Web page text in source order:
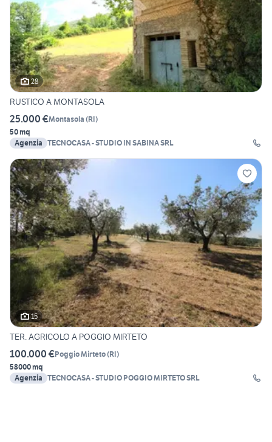
28
RUSTICO A MONTASOLA
25.000 €Montasola (RI)
50 mq
Agenzia
TECNOCASA - STUDIO IN SABINA SRL
15
TER. AGRICOLO A POGGIO MIRTETO
100.000 €Poggio Mirteto(RI)
58000 mq
Agenzia
TECNOCASA - STUDIO POGGIO MIRTETO SRL